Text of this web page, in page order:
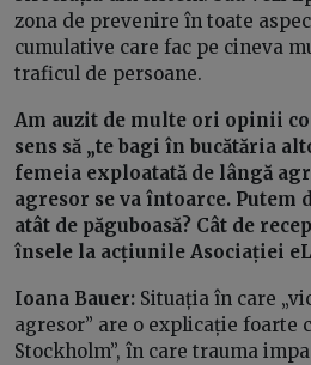
zona de prevenire în toate
cumulative care fac pe cineva
traficul de persoane.
Am auzit de multe ori opinii
sens să „te bagi în bucătăria
femeia exploatată de lângă
agresor se va întoarce. Putem
atât de păguboasă? Cât de
însele la acțiunile Asociației
Ioana Bauer: Situația în care
agresor” are o explicație foarte
Stockholm”, în care trauma